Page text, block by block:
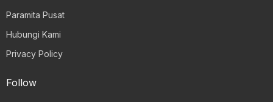
Paramita Pusat
Hubungi Kami
Privacy Policy
Follow